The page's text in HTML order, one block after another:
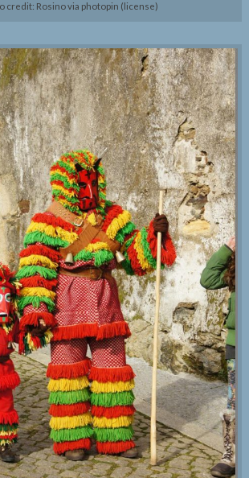
credit: Rosino via photopin (license)